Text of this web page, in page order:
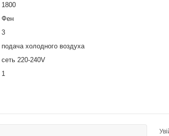
1800
Фен
3
подача холодного воздуха
сеть 220-240V
1